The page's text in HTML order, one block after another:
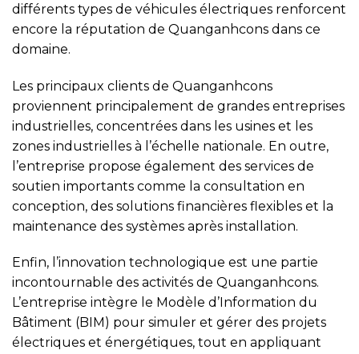
différents types de véhicules électriques renforcent
encore la réputation de Quanganhcons dans ce
domaine.
Les principaux clients de Quanganhcons
proviennent principalement de grandes entreprises
industrielles, concentrées dans les usines et les
zones industrielles à l’échelle nationale. En outre,
l’entreprise propose également des services de
soutien importants comme la consultation en
conception, des solutions financières flexibles et la
maintenance des systèmes après installation.
Enfin, l’innovation technologique est une partie
incontournable des activités de Quanganhcons.
L’entreprise intègre le Modèle d’Information du
Bâtiment (BIM) pour simuler et gérer des projets
électriques et énergétiques, tout en appliquant